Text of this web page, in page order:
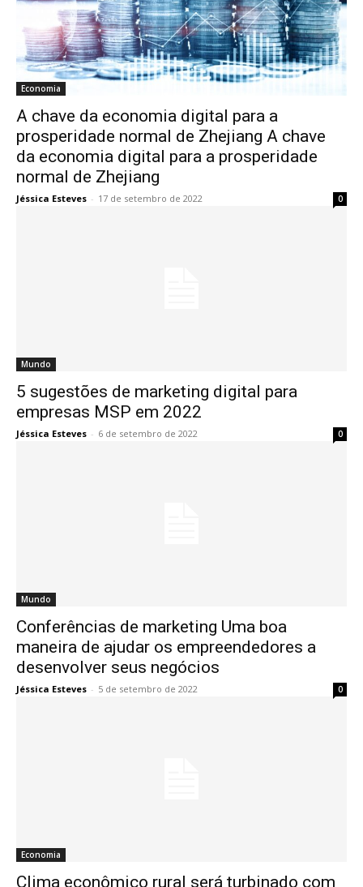
Economia
A chave da economia digital para a
prosperidade normal de Zhejiang A chave
da economia digital para a prosperidade
normal de Zhejiang
Jéssica Esteves - 17 de setembro de 2022 0
Mundo
5 sugestões de marketing digital para
empresas MSP em 2022
Jéssica Esteves - 6 de setembro de 2022 0
Mundo
Conferências de marketing Uma boa
maneira de ajudar os empreendedores a
desenvolver seus negócios
Jéssica Esteves - 5 de setembro de 2022 0
Economia
Clima econômico rural será turbinado com